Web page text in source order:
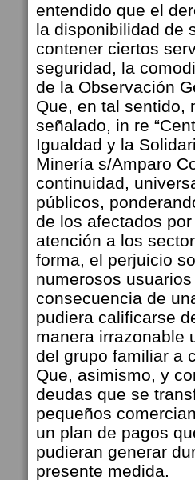
entendido que el
la disponibilidad de
contener ciertos
seguridad, la
de la Observación
Que, en tal sentido,
señalado, in re
Igualdad y la
Minería s/Amparo
continuidad,
públicos,
de los afectados
atención a los
forma, el perjuicio
numerosos
consecuencia de
pudiera calificarse
manera irrazonable
del grupo familiar a
Que, asimismo, y
deudas que se
pequeños
un plan de pagos
pudieran generar
presente medida.